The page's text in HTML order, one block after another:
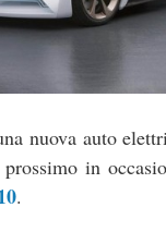
nuova auto
in
.